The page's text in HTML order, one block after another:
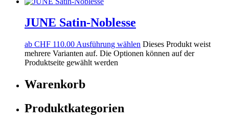
JUNE Satin-Noblesse
ab CHF 110.00 Ausführung wählen Dieses Produkt weist
mehrere Varianten auf. Die Optionen können auf der
Produktseite gewählt werden
Warenkorb
Produktkategorien